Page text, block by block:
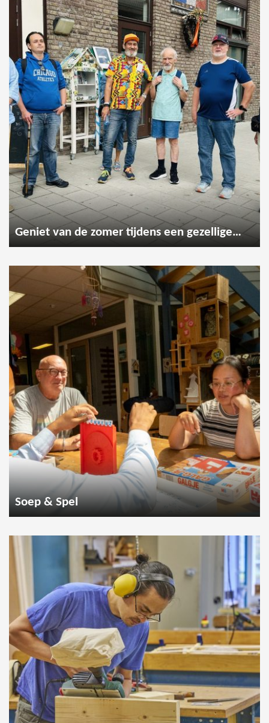
Geniet van de zomer tijdens een gezellige wandeling
Soep & Spel